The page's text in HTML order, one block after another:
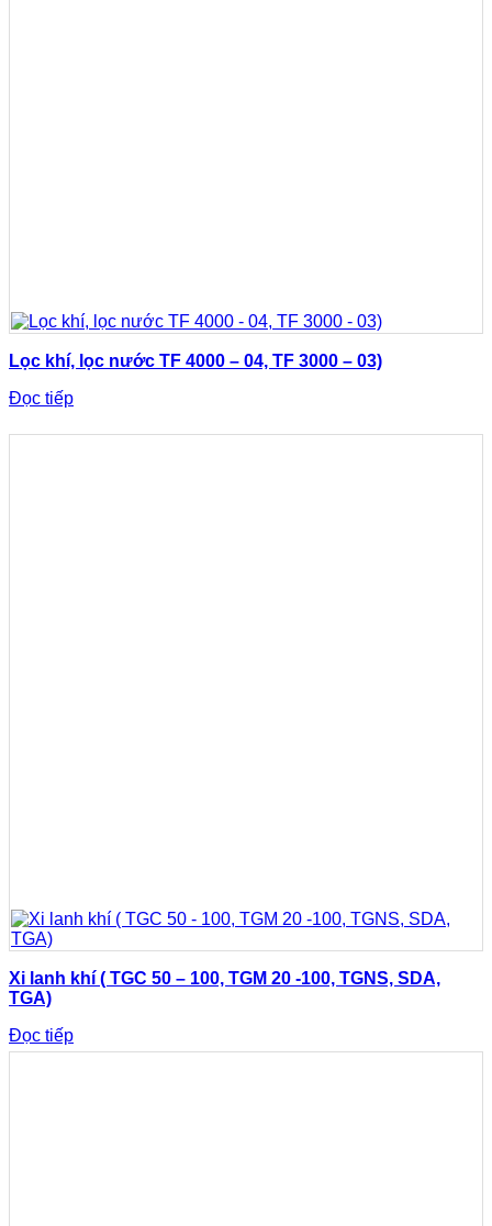
Lọc khí, lọc nước TF 4000 – 04, TF 3000 – 03)
Đọc tiếp
Xi lanh khí ( TGC 50 – 100, TGM 20 -100, TGNS, SDA,
TGA)
Đọc tiếp